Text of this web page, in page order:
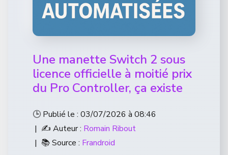
Une manette Switch 2 sous
licence officielle à moitié prix
du Pro Controller, ça existe
🕒 Publié le : 03/07/2026 à 08:46
| ✍️ Auteur : Romain Ribout
| 📚 Source : Frandroid